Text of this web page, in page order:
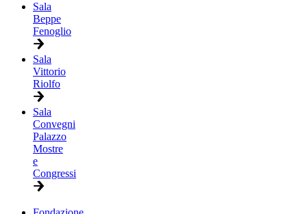
Sala
Beppe
Fenoglio
Sala
Vittorio
Riolfo
Sala
Convegni
Palazzo
Mostre
e
Congressi